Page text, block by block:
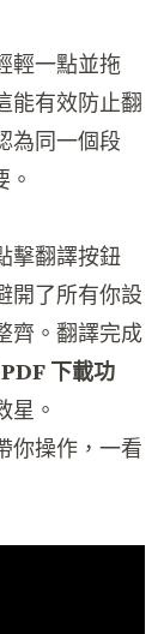
輕一點並拖
能有效防止翻
為同一個段
擊翻譯按鈕
開了所有你設
齊。翻譯完成
下載功
星。
你操作，一看